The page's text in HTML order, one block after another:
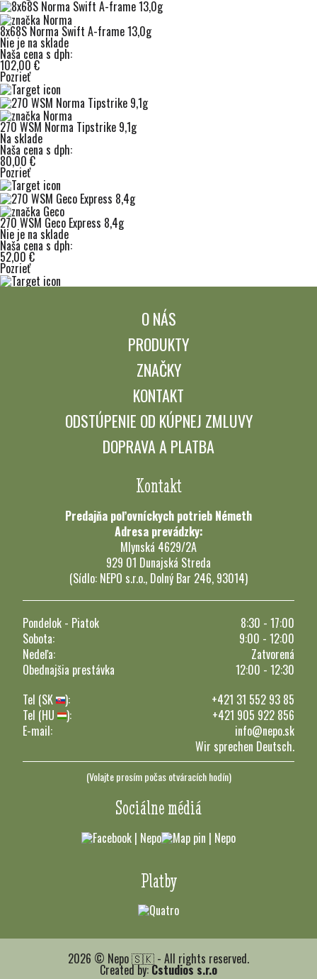
8x68S Norma Swift A-frame 13,0g
Nie je na sklade
Naša cena s dph:
102,00 €
Pozrieť
270 WSM Norma Tipstrike 9,1g
Na sklade
Naša cena s dph:
80,00 €
Pozrieť
270 WSM Geco Express 8,4g
Nie je na sklade
Naša cena s dph:
52,00 €
Pozrieť
O NÁS
PRODUKTY
ZNAČKY
KONTAKT
ODSTÚPENIE OD KÚPNEJ ZMLUVY
DOPRAVA A PLATBA
Kontakt
Predajňa poľovníckych potrieb Németh
Adresa prevádzky:
Mlynská 4629/2A
929 01 Dunajská Streda
(Sídlo: NEPO s.r.o., Dolný Bar 246, 93014)
Pondelok - Piatok
8:30 - 17:00
Sobota:
9:00 - 12:00
Nedeľa:
Zatvorená
Obednajšia prestávka
12:00 - 12:30
Tel (SK
):
+421 31 552 93 85
Tel (HU
):
+421 905 922 856
E-mail:
info@nepo.sk
Wir sprechen Deutsch.
(Volajte prosím počas otváracích hodín)
Sociálne médiá
Platby
2026 © Nepo 🇸🇰 - All rights reserved.
Created by: Cstudios s.r.o